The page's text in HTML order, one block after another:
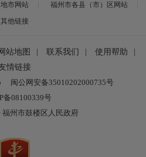
市网站
福州市各县（市）区网站
其他链接
站地图 联系我们 使用帮助
情链接
闽公网安备35010202000735号
备08100339号
福州市鼓楼区人民政府